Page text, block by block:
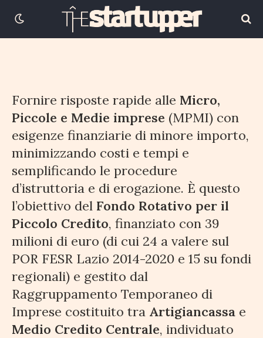
31 DICEMBRE 2018 2 MINUTI DI LETTURA
Fornire risposte rapide alle Micro,
Piccole e Medie imprese (MPMI) con
esigenze finanziarie di minore importo,
minimizzando costi e tempi e
semplificando le procedure
d’istruttoria e di erogazione. È questo
l’obiettivo del Fondo Rotativo per il
Piccolo Credito, finanziato con 39
milioni di euro (di cui 24 a valere sul
POR FESR Lazio 2014-2020 e 15 su fondi
regionali) e gestito dal
Raggruppamento Temporaneo di
Imprese costituito tra Artigiancassa e
Medio Credito Centrale, individuato